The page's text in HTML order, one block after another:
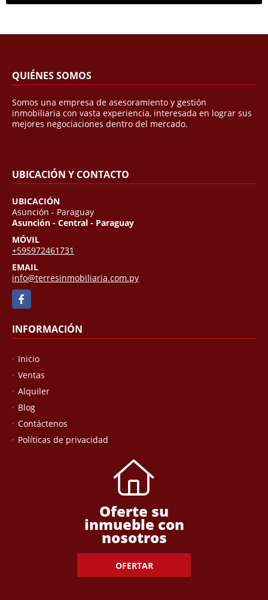
QUIÉNES SOMOS
Somos una empresa de asesoramiento y gestión
inmobiliaria con vasta experiencia, interesada en lograr sus
mejores negociaciones dentro del mercado.
UBICACIÓN Y CONTACTO
UBICACIÓN
Asunción - Paraguay
Asunción - Central - Paraguay
MÓVIL
+595972461731
EMAIL
info@terresinmobiliaria.com.py
Facebook
INFORMACIÓN
Inicio
Ventas
Alquiler
Blog
Contáctenos
Políticas de privacidad
Oferte su
inmueble con
nosotros
OFERTAR